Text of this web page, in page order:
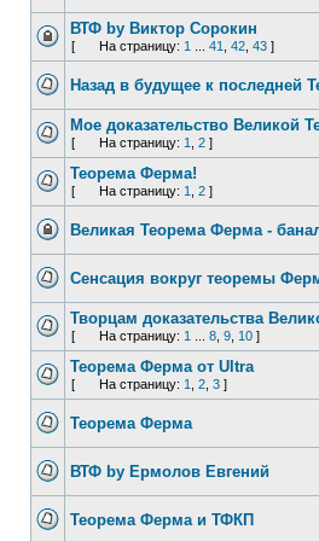
ВТФ by Виктор Сорокин
[ На страницу: 1 41 42 43 ]
Назад в будущее к последней
Мое доказательство Великой
[ На страницу: 1 2 ]
Теорема Ферма!
[ На страницу: 1 2 ]
Великая Теорема Ферма -
Сенсация вокруг теоремы
Творцам доказательства
[ На страницу: 1 8 9 10 ]
Теорема Ферма от Ultra
[ На страницу: 1 2 3 ]
Теорема Ферма
ВТФ by Ермолов Евгений
Теорема Ферма и ТФКП